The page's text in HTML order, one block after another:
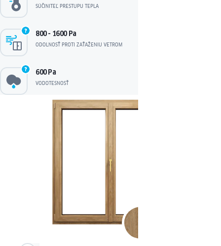
SÚČINITEĽ PRESTUPU TEPLA
800 - 1600 Pa
ODOLNOSŤ PROTI ZAŤAŽENIU VETROM
600 Pa
VODOTESNOSŤ